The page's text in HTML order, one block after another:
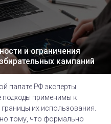
и ограничения
кампаний
палате РФ эксперты
подходы применимы к
их использования.
тому, что формально